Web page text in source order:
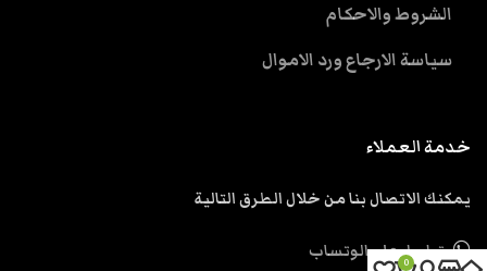
الشروط والاحكام
سياسة الارجاع ورد الاموال
خدمة العملاء
يمكنك الاتصال بنا من خلال الطرق التالية
تواصل علي الوتساب
0